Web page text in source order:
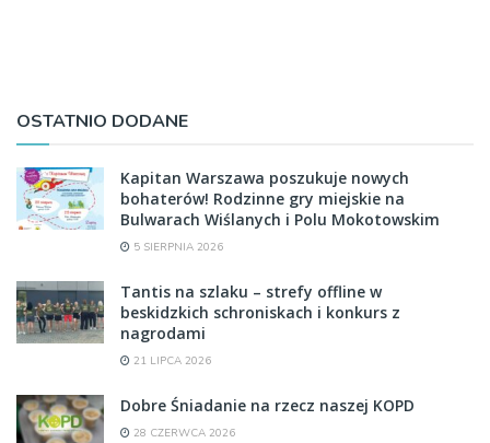
OSTATNIO DODANE
Kapitan Warszawa poszukuje nowych
bohaterów! Rodzinne gry miejskie na
Bulwarach Wiślanych i Polu Mokotowskim
5 SIERPNIA 2026
Tantis na szlaku – strefy offline w
beskidzkich schroniskach i konkurs z
nagrodami
21 LIPCA 2026
Dobre Śniadanie na rzecz naszej KOPD
28 CZERWCA 2026